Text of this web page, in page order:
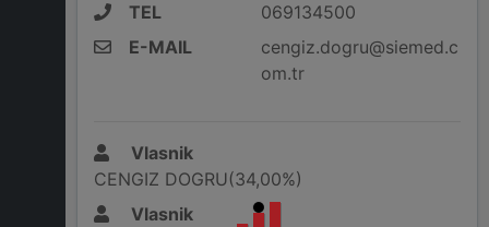
TEL
069134500
E-MAIL
cengiz.dogru@siemed.c
om.tr
Vlasnik
CENGIZ DOGRU(34,00%)
Vlasnik